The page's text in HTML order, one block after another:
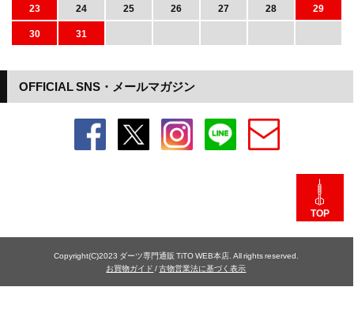
OFFICIAL SNS・メールマガジン
23
24 25 26 27 28
29
30
31
TOP
Copyright(C)2023 ダーツ専門通販 TiTO WEB本店. All rights reserved.
お買物ガイド /古物営業法に基づく表示